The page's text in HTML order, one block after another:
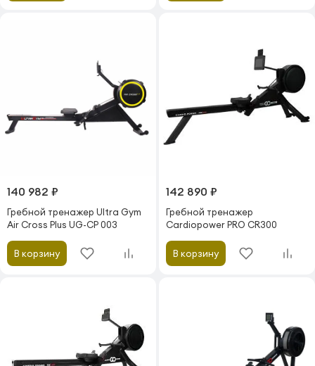
140 982 ₽
Гребной тренажер Ultra Gym
Air Cross Plus UG-CP 003
В корзину
142 890 ₽
Гребной тренажер
Cardiopower PRO CR300
В корзину